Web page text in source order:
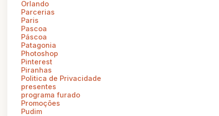
Orlando
Parcerias
Paris
Pascoa
Páscoa
Patagonia
Photoshop
Pinterest
Piranhas
Politica de Privacidade
presentes
programa furado
Promoções
Pudim